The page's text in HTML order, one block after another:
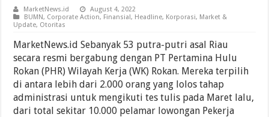
MarketNews.id
August 4, 2022
BUMN, Corporate Action, Finansial, Headline, Korporasi, Market &
Update, Otoritas
MarketNews.id Sebanyak 53 putra-putri asal Riau
secara resmi bergabung dengan PT Pertamina Hulu
Rokan (PHR) Wilayah Kerja (WK) Rokan. Mereka terpilih
di antara lebih dari 2.000 orang yang lolos tahap
administrasi untuk mengikuti tes tulis pada Maret lalu,
dari total sekitar 10.000 pelamar lowongan Pekerja